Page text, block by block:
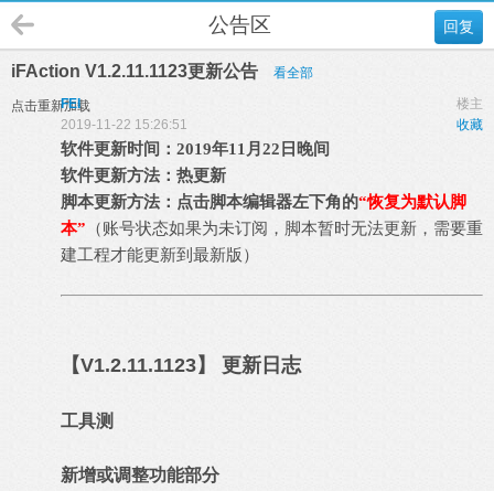
回复
公告区
iFAction V1.2.11.1123更新公告 看全部
点击重新加载 楼主
FEI
收藏
2019-11-22 15:26:51
软件更新时间：2019年11月22日晚间
软件更新方法：热更新
脚本更新方法：点击脚本编辑器左下角的“恢复为默认脚
本” （账号状态如果为未订阅，脚本暂时无法更新，需要重
建工程才能更新到最新版 ）
【V1.2.11.1123】 更新日志
工具测
新增或调整功能部分